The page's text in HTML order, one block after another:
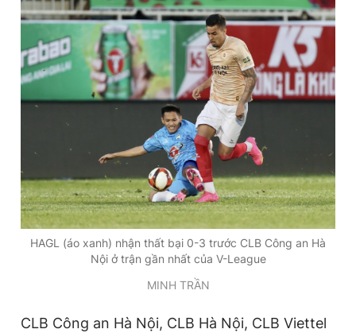
HAGL (áo xanh) nhận thất bại 0-3 trước CLB Công an Hà
Nội ở trận gần nhất của V-League
MINH TRẦN
CLB Công an Hà Nội, CLB Hà Nội, CLB Viettel